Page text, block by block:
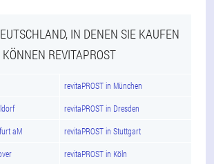
IN DENEN SIE KAUFEN
KÖNNEN REVITAPROST
revitaPROST in München
revitaPROST in Dresden
aM revitaPROST in Stuttgart
revitaPROST in Köln